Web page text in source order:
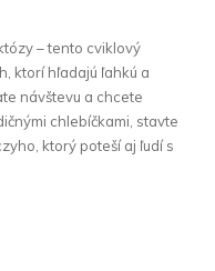
– tento cviklový
ktorí hľadajú ľahkú a
návštevu a chcete
chlebíčkami, stavte
ktorý poteší aj ľudí s